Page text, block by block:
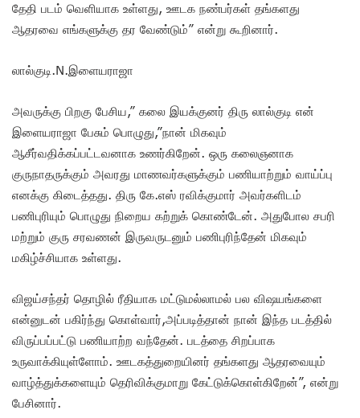
தேதி படம் வெளியாக உள்ளது, ஊடக நண்பர்கள் தங்களது
ஆதரவை எங்களுக்கு தர வேண்டும்” என்று கூறினார்.
லால்குடி.N.இளையராஜா
அவருக்கு பிறகு பேசிய,” கலை இயக்குனர் திரு லால்குடி என்
இளையராஜா பேசும் பொழுது,”நான் மிகவும்
ஆசீர்வதிக்கப்பட்டவனாக உணர்கிறேன். ஒரு கலைஞனாக
குருநாதருக்கும் அவரது மாணவர்களுக்கும் பணியாற்றும் வாய்ப்பு
எனக்கு கிடைத்தது. திரு கே.எஸ் ரவிக்குமார் அவர்களிடம்
பணிபுரியும் பொழுது நிறைய கற்றுக் கொண்டேன். அதுபோல சபரி
மற்றும் குரு சரவணன் இருவருடனும் பணிபுரிந்தேன் மிகவும்
மகிழ்ச்சியாக உள்ளது.
விஜய்சந்தர் தொழில் ரீதியாக மட்டுமல்லாமல் பல விஷயங்களை
என்னுடன் பகிர்ந்து கொள்வார்,அப்படித்தான் நான் இந்த படத்தில்
விருப்பப்பட்டு பணியாற்ற வந்தேன். படத்தை சிறப்பாக
உருவாக்கியுள்ளோம். ஊடகத்துறையினர் தங்களது ஆதரவையும்
வாழ்த்துக்களையும் தெரிவிக்குமாறு கேட்டுக்கொள்கிறேன்”, என்று
பேசினார்.